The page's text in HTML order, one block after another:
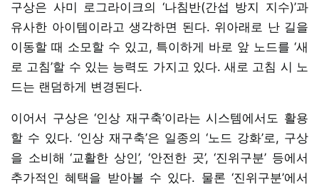
구상은 사미 로그라이크의 ‘나침반(간섭 방지 지수)’과
유사한 아이템이라고 생각하면 된다. 위아래로 난 길을
이동할 때 소모할 수 있고, 특이하게 바로 앞 노드를 ‘새
로 고침’할 수 있는 능력도 가지고 있다. 새로 고침 시 노
드는 랜덤하게 변경된다.
이어서 구상은 ‘인상 재구축’이라는 시스템에서도 활용
할 수 있다. ‘인상 재구축’은 일종의 ‘노드 강화’로, 구상
을 소비해 ‘교활한 상인’, ‘안전한 곳’, ‘진위구분’ 등에서
추가적인 혜택을 받아볼 수 있다. 물론 ‘진위구분’에서